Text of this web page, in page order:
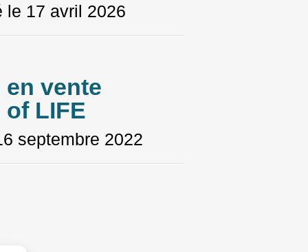
le 17 avril 2026
vente
LIFE
septembre 2022